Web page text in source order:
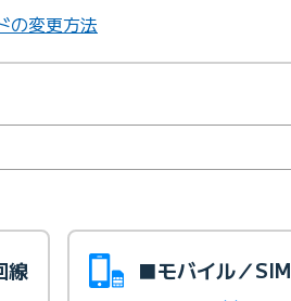
の変更方法
線 ■モバイル／SIM